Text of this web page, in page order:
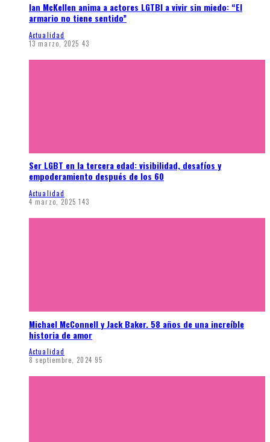
Ian McKellen anima a actores LGTBI a vivir sin miedo: “El
armario no tiene sentido”
Actualidad
13 marzo, 2025 43
Ser LGBT en la tercera edad: visibilidad, desafíos y
empoderamiento después de los 60
Actualidad
4 marzo, 2025 143
Michael McConnell y Jack Baker. 58 años de una increíble
historia de amor
Actualidad
8 septiembre, 2024 95